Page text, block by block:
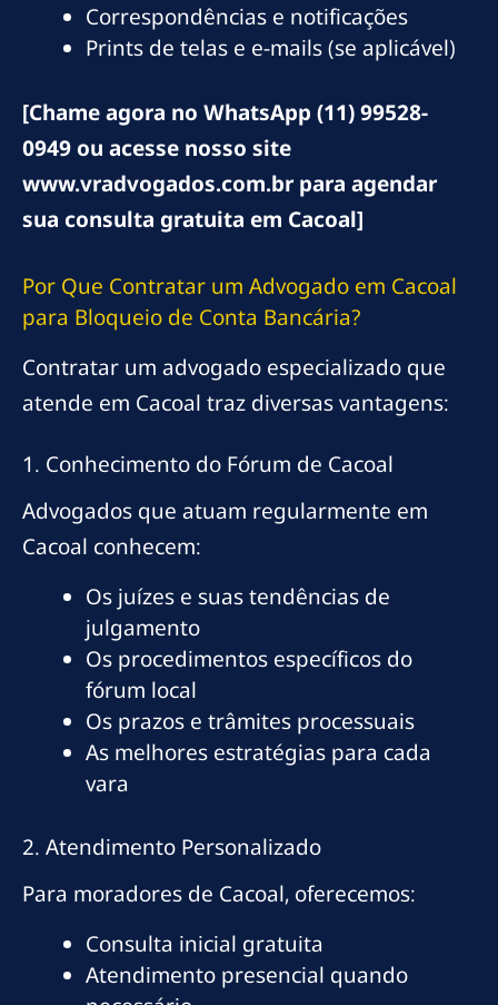
Correspondências e notificações
Prints de telas e e-mails (se aplicável)
[Chame agora no WhatsApp (11) 99528-
0949 ou acesse nosso site
www.vradvogados.com.br para agendar
sua consulta gratuita em Cacoal]
Por Que Contratar um Advogado em Cacoal
para Bloqueio de Conta Bancária?
Contratar um advogado especializado que
atende em Cacoal traz diversas vantagens:
1. Conhecimento do Fórum de Cacoal
Advogados que atuam regularmente em
Cacoal conhecem:
Os juízes e suas tendências de
julgamento
Os procedimentos específicos do
fórum local
Os prazos e trâmites processuais
As melhores estratégias para cada
vara
2. Atendimento Personalizado
Para moradores de Cacoal, oferecemos:
Consulta inicial gratuita
Atendimento presencial quando